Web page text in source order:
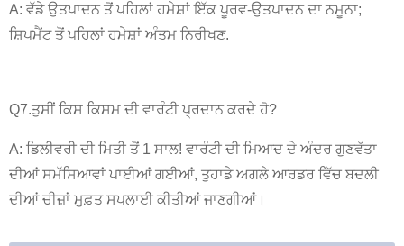
A: ਵੱਡੇ ਉਤਪਾਦਨ ਤੋਂ ਪਹਿਲਾਂ ਹਮੇਸ਼ਾਂ ਇੱਕ ਪੂਰਵ-ਉਤਪਾਦਨ ਦਾ ਨਮੂਨਾ;
ਸ਼ਿਪਮੈਂਟ ਤੋਂ ਪਹਿਲਾਂ ਹਮੇਸ਼ਾਂ ਅੰਤਮ ਨਿਰੀਖਣ.
Q7.ਤੁਸੀਂ ਕਿਸ ਕਿਸਮ ਦੀ ਵਾਰੰਟੀ ਪ੍ਰਦਾਨ ਕਰਦੇ ਹੋ?
A: ਡਿਲੀਵਰੀ ਦੀ ਮਿਤੀ ਤੋਂ 1 ਸਾਲ! ਵਾਰੰਟੀ ਦੀ ਮਿਆਦ ਦੇ ਅੰਦਰ ਗੁਣਵੱਤਾ
ਦੀਆਂ ਸਮੱਸਿਆਵਾਂ ਪਾਈਆਂ ਗਈਆਂ, ਤੁਹਾਡੇ ਅਗਲੇ ਆਰਡਰ ਵਿੱਚ ਬਦਲੀ
ਦੀਆਂ ਚੀਜ਼ਾਂ ਮੁਫ਼ਤ ਸਪਲਾਈ ਕੀਤੀਆਂ ਜਾਣਗੀਆਂ।